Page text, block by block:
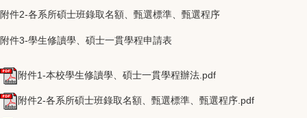
附件2-各系所碩士班錄取名額、甄選標準、甄選程序
附件3-學生修讀學、碩士一貫學程申請表
附件1-本校學生修讀學、碩士一貫學程辦法.pdf
附件2-各系所碩士班錄取名額、甄選標準、甄選程序.pdf